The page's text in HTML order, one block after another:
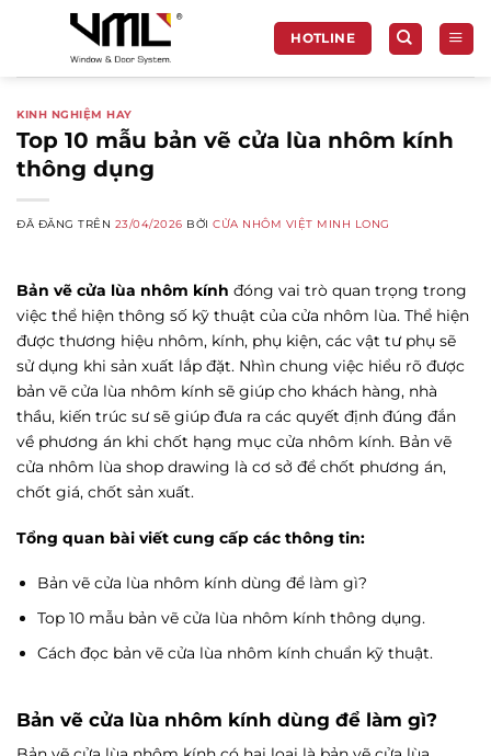
HOTLINE
KINH NGHIỆM HAY
Top 10 mẫu bản vẽ cửa lùa nhôm kính
thông dụng
ĐÃ ĐĂNG TRÊN 23/04/2026 BỞICỬA NHÔM VIỆT MINH LONG
Bản vẽ cửa lùa nhôm kính đóng vai trò quan trọng trong
việc thể hiện thông số kỹ thuật của cửa nhôm lùa. Thể hiện
được thương hiệu nhôm, kính, phụ kiện, các vật tư phụ sẽ
sử dụng khi sản xuất lắp đặt. Nhìn chung việc hiểu rõ được
bản vẽ cửa lùa nhôm kính sẽ giúp cho khách hàng, nhà
thầu, kiến trúc sư sẽ giúp đưa ra các quyết định đúng đắn
về phương án khi chốt hạng mục cửa nhôm kính. Bản vẽ
cửa nhôm lùa shop drawing là cơ sở để chốt phương án,
chốt giá, chốt sản xuất.
Tổng quan bài viết cung cấp các thông tin:
Bản vẽ cửa lùa nhôm kính dùng để làm gì?
Top 10 mẫu bản vẽ cửa lùa nhôm kính thông dụng.
Cách đọc bản vẽ cửa lùa nhôm kính chuẩn kỹ thuật.
Bản vẽ cửa lùa nhôm kính dùng để làm gì?